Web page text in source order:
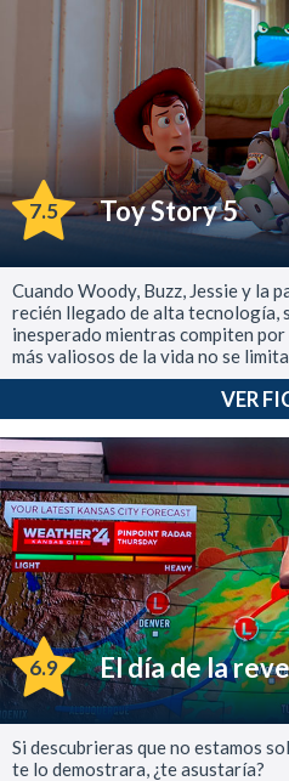
7.5 Toy Story 5
Cuando Woody, Buzz, Jessie y la
recién llegado de alta tecnología,
inesperado mientras compiten
más valiosos de la vida no se
VER
6.9 El día de la
Si descubrieras que no estamos
te lo demostrara, ¿te asustaría?